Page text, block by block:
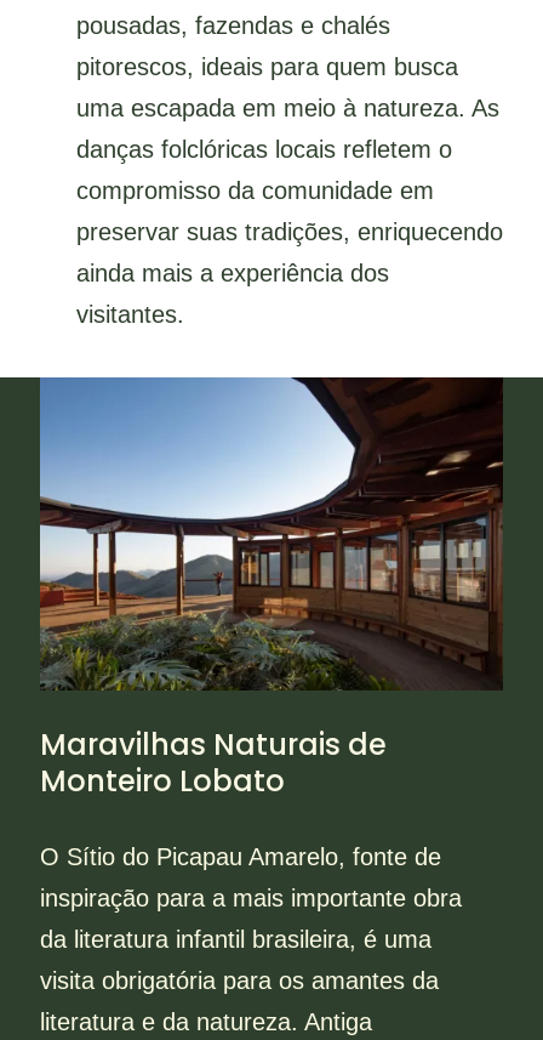
pousadas, fazendas e chalés
pitorescos, ideais para quem busca
uma escapada em meio à natureza. As
danças folclóricas locais refletem o
compromisso da comunidade em
preservar suas tradições, enriquecendo
ainda mais a experiência dos
visitantes.
Maravilhas Naturais de
Monteiro Lobato
O Sítio do Picapau Amarelo, fonte de
inspiração para a mais importante obra
da literatura infantil brasileira, é uma
visita obrigatória para os amantes da
literatura e da natureza. Antiga